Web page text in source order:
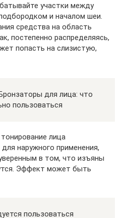
участки между
и началом шеи.
средства на область
постепенно распределяясь,
попасть на слизистую,
для лица: что
пользоваться
лица
наружного применения,
в том, что изъяны
Эффект может быть
пользоваться